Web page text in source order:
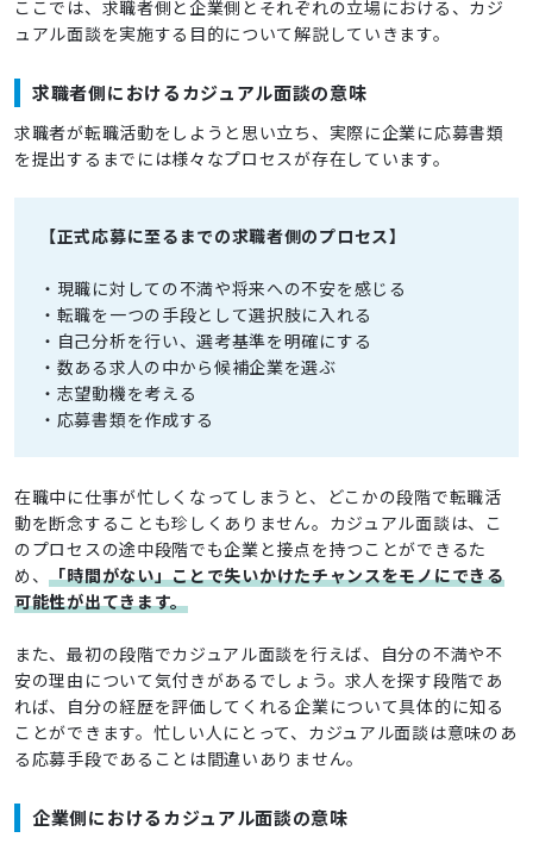
ここでは、求職者側と企業側とそれぞれの立場における、カジ
ュアル面談を実施する目的について解説していきます。
求職者側におけるカジュアル面談の意味
求職者が転職活動をしようと思い立ち、実際に企業に応募書類
を提出するまでには様々なプロセスが存在しています。
【正式応募に至るまでの求職者側のプロセス】
・現職に対しての不満や将来への不安を感じる
・転職を一つの手段として選択肢に入れる
・自己分析を行い、選考基準を明確にする
・数ある求人の中から候補企業を選ぶ
・志望動機を考える
・応募書類を作成する
在職中に仕事が忙しくなってしまうと、どこかの段階で転職活
動を断念することも珍しくありません。カジュアル面談は、こ
のプロセスの途中段階でも企業と接点を持つことができるた
め、「時間がない」ことで失いかけたチャンスをモノにできる
可能性が出てきます。
また、最初の段階でカジュアル面談を行えば、自分の不満や不
安の理由について気付きがあるでしょう。求人を探す段階であ
れば、自分の経歴を評価してくれる企業について具体的に知る
ことができます。忙しい人にとって、カジュアル面談は意味のあ
る応募手段であることは間違いありません。
企業側におけるカジュアル面談の意味